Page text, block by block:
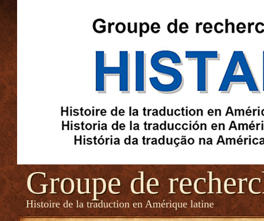
Groupe de
Histoire de la traduction en Amérique latine